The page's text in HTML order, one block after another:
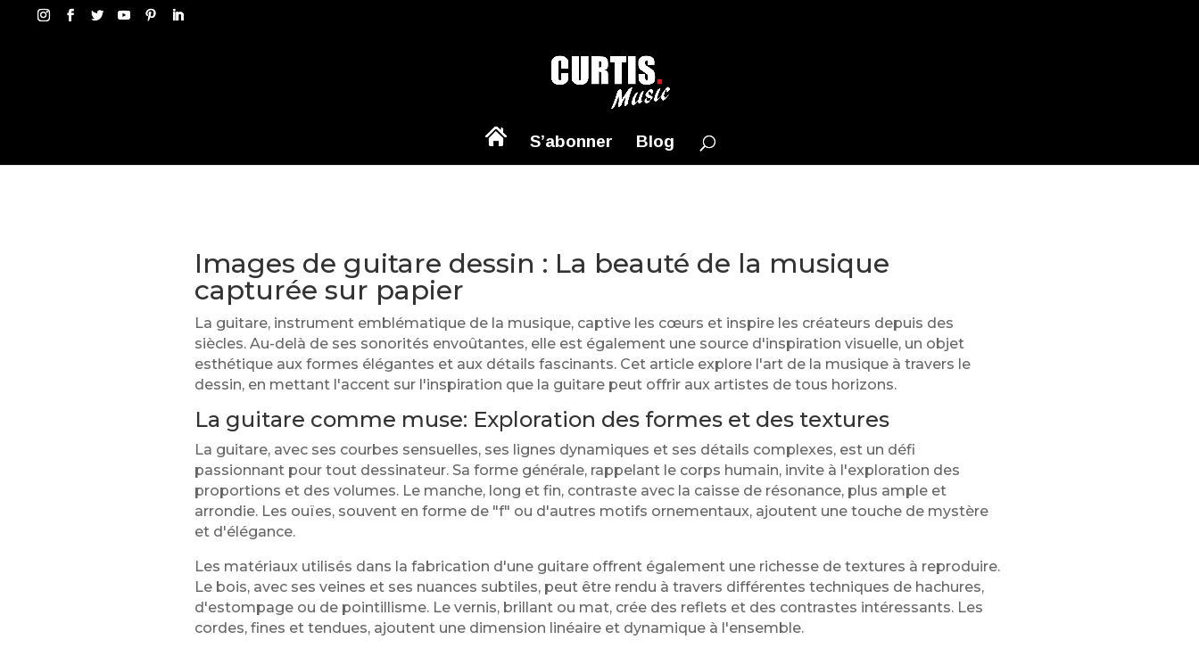
S’abonner Blog
Images de guitare dessin : La beauté de la musique
capturée sur papier
La guitare, instrument emblématique de la musique, captive les cœurs et inspire les créateurs depuis des
siècles. Au-delà de ses sonorités envoûtantes, elle est également une source d'inspiration visuelle, un objet
esthétique aux formes élégantes et aux détails fascinants. Cet article explore l'art de la musique à travers le
dessin, en mettant l'accent sur l'inspiration que la guitare peut offrir aux artistes de tous horizons.
La guitare comme muse: Exploration des formes et des textures
La guitare, avec ses courbes sensuelles, ses lignes dynamiques et ses détails complexes, est un défi
passionnant pour tout dessinateur. Sa forme générale, rappelant le corps humain, invite à l'exploration des
proportions et des volumes. Le manche, long et fin, contraste avec la caisse de résonance, plus ample et
arrondie. Les ouïes, souvent en forme de "f" ou d'autres motifs ornementaux, ajoutent une touche de mystère
et d'élégance.
Les matériaux utilisés dans la fabrication d'une guitare offrent également une richesse de textures à reproduire.
Le bois, avec ses veines et ses nuances subtiles, peut être rendu à travers différentes techniques de hachures,
d'estompage ou de pointillisme. Le vernis, brillant ou mat, crée des reflets et des contrastes intéressants. Les
cordes, fines et tendues, ajoutent une dimension linéaire et dynamique à l'ensemble.